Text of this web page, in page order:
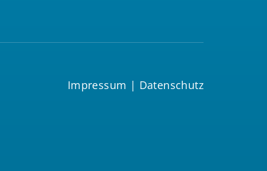
Impressum | Datenschutz